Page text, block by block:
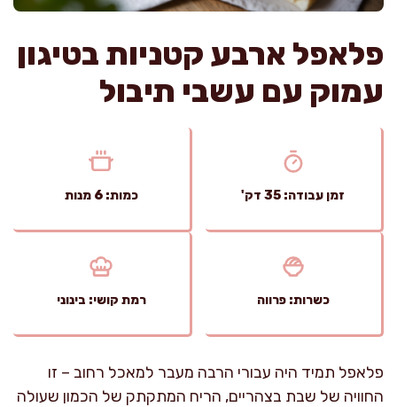
פלאפל ארבע קטניות בטיגון
עמוק עם עשבי תיבול
זמן עבודה: 35 דק' כמות: 6 מנות
כשרות: פרווה רמת קושי: בינוני
פלאפל תמיד היה עבורי הרבה מעבר למאכל רחוב – זו
החוויה של שבת בצהריים, הריח המתקתק של הכמון שעולה